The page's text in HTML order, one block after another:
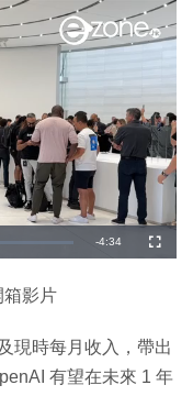
剩
間
-4:34
全
螢
箱影片
現時每月收入，帶出
有望在未來 1 年